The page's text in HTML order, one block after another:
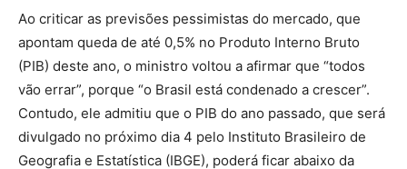
Ao criticar as previsões pessimistas do mercado, que
apontam queda de até 0,5% no Produto Interno Bruto
(PIB) deste ano, o ministro voltou a afirmar que “todos
vão errar”, porque “o Brasil está condenado a crescer”.
Contudo, ele admitiu que o PIB do ano passado, que será
divulgado no próximo dia 4 pelo Instituto Brasileiro de
Geografia e Estatística (IBGE), poderá ficar abaixo da